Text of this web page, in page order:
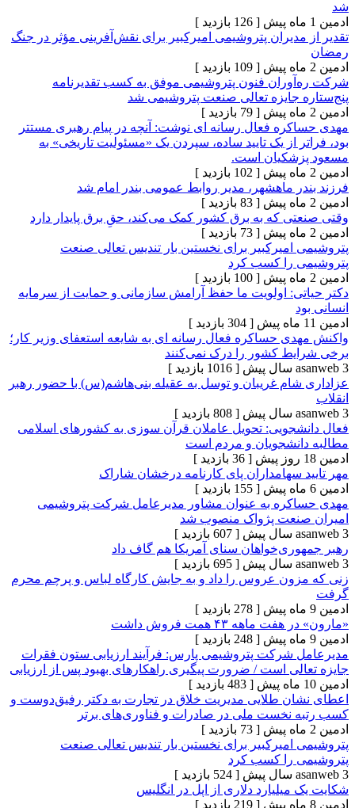
[ 126 بازدید ]
پتروشیمی امیرکبیر برای نقش‌آفرینی مؤثر در جنگ
[ 109 بازدید ]
فنون پتروشیمی موفق به کسب تقدیرنامه
تعالی صنعت پتروشیمی شد
[ 79 بازدید ]
فعال رسانه ای نوشت: آنچه در پیام رهبری مستتر
از یک تایید ساده، سپردن یک «مسئولیت تاریخی» به
است.
[ 102 بازدید ]
ماهشهر، مدیر روابط عمومی بندر امام شد
[ 83 بازدید ]
که به برق کشور کمک می‌کند، حقِ برق پایدار دارد
[ 73 بازدید ]
برای نخستین بار تندیس تعالی صنعت
را کسب کرد
[ 100 بازدید ]
اولویت ما حفظ آرامش سازمانی و حمایت از سرمایه
[ 304 بازدید ]
حساکره فعال رسانه ای به شایعه استعفای وزیر کار؛
کشور را درک نمی‌کنند
[ 1016 بازدید ]
غریبان و توسل به عقیله بنی‌هاشم(س) با حضور رهبر
[ 808 بازدید ]
تحویل عاملان قرآن سوزی به کشورهای اسلامی
و مردم است
[ 36 بازدید ]
سهامداران پای کارنامه درخشان شاراک
[ 155 بازدید ]
به عنوان مشاور مدیرعامل شرکت پتروشیمی
پژواک منصوب شد
[ 607 بازدید ]
سنای آمریکا هم گاف داد
[ 695 بازدید ]
عروس را داد و به جایش کارگاه لباس و پرچم محرم
[ 278 بازدید ]
۴۳ همت فروش داشت
[ 248 بازدید ]
شرکت پتروشیمی پارس: فرآیند ارزیابی ستون فقرات
است / ضرورت پیگیری راهکارهای بهبود پس از ارزیابی
[ 483 بازدید ]
طلایی مدیریت خلاق در تجارت به دکتر رفیق‌دوست و
ملی در صادرات و فناوری‌های برتر
[ 73 بازدید ]
برای نخستین بار تندیس تعالی صنعت
را کسب کرد
[ 524 بازدید ]
دلاری از اپل در انگلیس
[ 219 بازدید ]